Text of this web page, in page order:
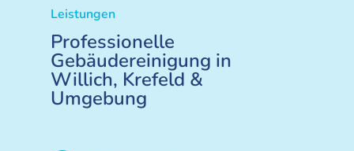
Leistungen
Professionelle
Gebäudereinigung in
Willich, Krefeld &
Umgebung